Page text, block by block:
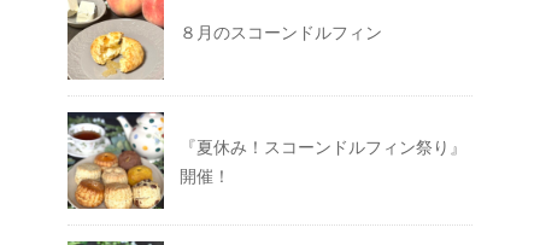
８月のスコーンドルフィン
『夏休み！スコーンドルフィン祭り』
開催！